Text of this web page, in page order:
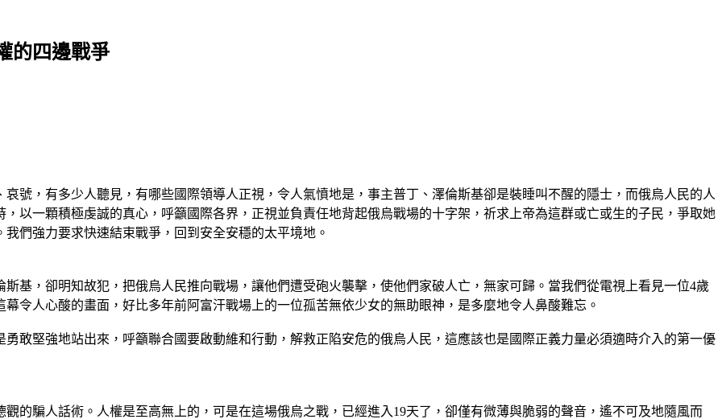
的四邊戰爭
號，有多少人聽見，有哪些國際領導人正視，令人氣憤地是，事主普丁、澤倫斯基卻是裝睡叫不醒的隱士，而俄烏人民的人
以一顆積極虔誠的真心，呼籲國際各界，正視並負責任地背起俄烏戰場的十字架，祈求上帝為這群或亡或生的子民，爭取她
們強力要求快速結束戰爭，回到安全安穩的太平境地。
斯基，卻明知故犯，把俄烏人民推向戰場，讓他們遭受砲火襲擊，使他們家破人亡，無家可歸。當我們從電視上看見一位4歲
令人心酸的畫面，好比多年前阿富汗戰場上的一位孤苦無依少女的無助眼神，是多麼地令人鼻酸難忘。
敢堅強地站出來，呼籲聯合國要啟動維和行動，解救正陷安危的俄烏人民，這應該也是國際正義力量必須適時介入的第一優
的騙人話術。人權是至高無上的，可是在這場俄烏之戰，已經進入19天了，卻僅有微薄與脆弱的聲音，遙不可及地隨風而